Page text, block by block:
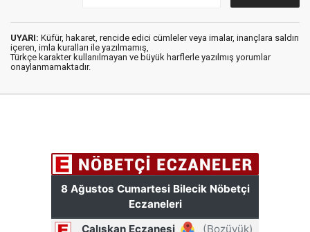
UYARI: Küfür, hakaret, rencide edici cümleler veya imalar, inançlara saldırı
içeren, imla kuralları ile yazılmamış,
Türkçe karakter kullanılmayan ve büyük harflerle yazılmış yorumlar
onaylanmamaktadır.